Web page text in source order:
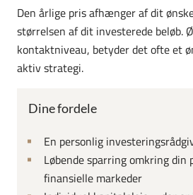
Den årlige pris afhænger af dit
størrelsen af dit investerede beløb.
kontaktniveau, betyder det ofte et
aktiv strategi.
Dine fordele
En personlig
Løbende sparring omkring din
finansielle markeder